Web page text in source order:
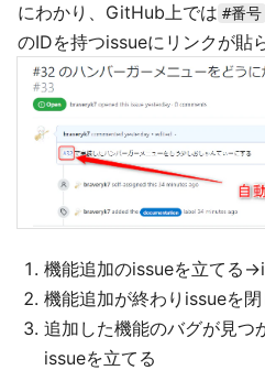
にわかり、GitHub上では #番号
のIDを持つissueにリンクが貼
機能追加のissueを立てる
機能追加が終わりissueを閉
追加した機能のバグが見つ
issueを立てる